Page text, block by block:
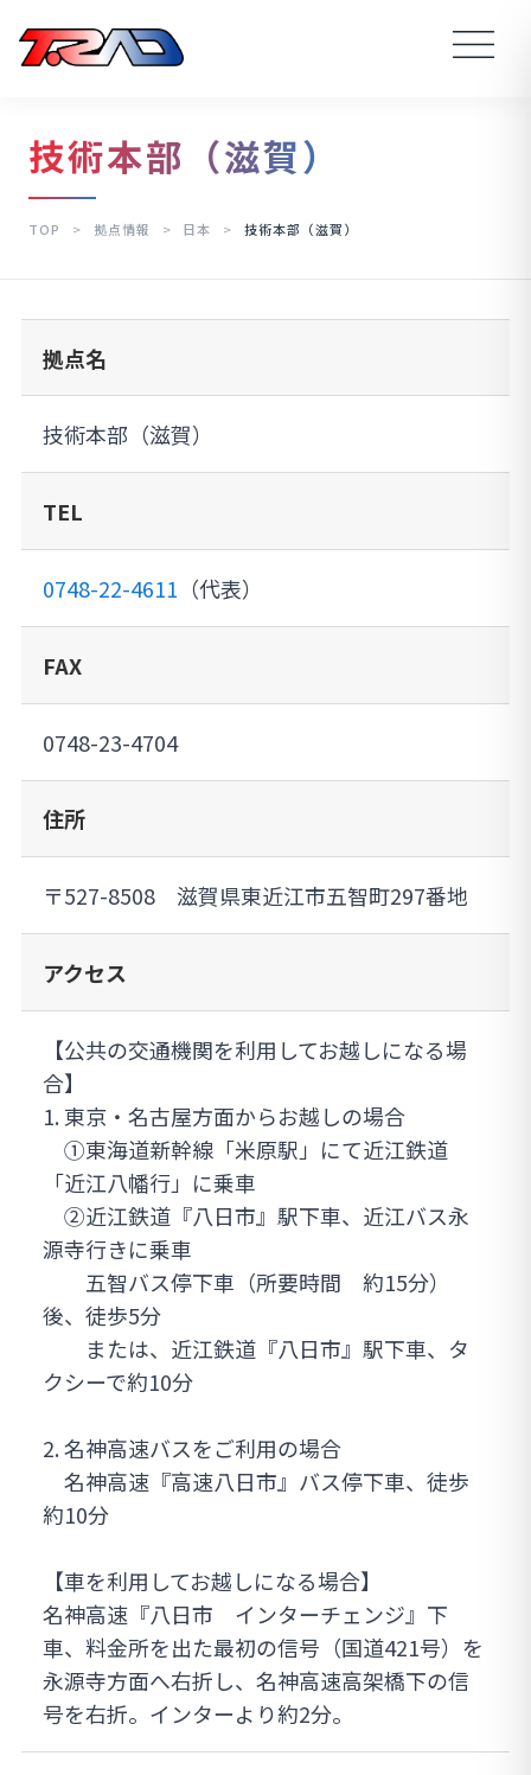
技術本部（滋賀）
TOP > 拠点情報 > 日本 > 技術本部（滋賀）
拠点名
技術本部（滋賀）
TEL
0748-22-4611 （代表）
FAX
0748-23-4704
住所
〒527-8508 滋賀県東近江市五智町297番地
アクセス
【公共の交通機関を利用してお越しになる場
合】
1. 東京・名古屋方面からお越しの場合
①東海道新幹線「米原駅」にて近江鉄道
「近江八幡行」に乗車
②近江鉄道『八日市』駅下車、近江バス永
源寺行きに乗車
五智バス停下車（所要時間 約15分）
後、徒歩5分
または、近江鉄道『八日市』駅下車、タ
クシーで約10分
2. 名神高速バスをご利用の場合
名神高速『高速八日市』バス停下車、徒歩
約10分
【車を利用してお越しになる場合】
名神高速『八日市 インターチェンジ』下
車、料金所を出た最初の信号（国道421号）を
永源寺方面へ右折し、名神高速高架橋下の信
号を右折。インターより約2分。